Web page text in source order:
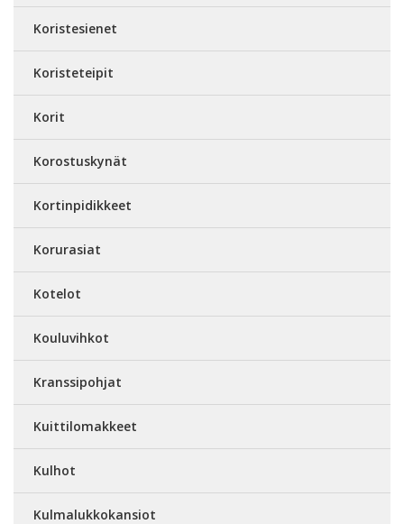
Koristesienet
Koristeteipit
Korit
Korostuskynät
Kortinpidikkeet
Korurasiat
Kotelot
Kouluvihkot
Kranssipohjat
Kuittilomakkeet
Kulhot
Kulmalukkokansiot